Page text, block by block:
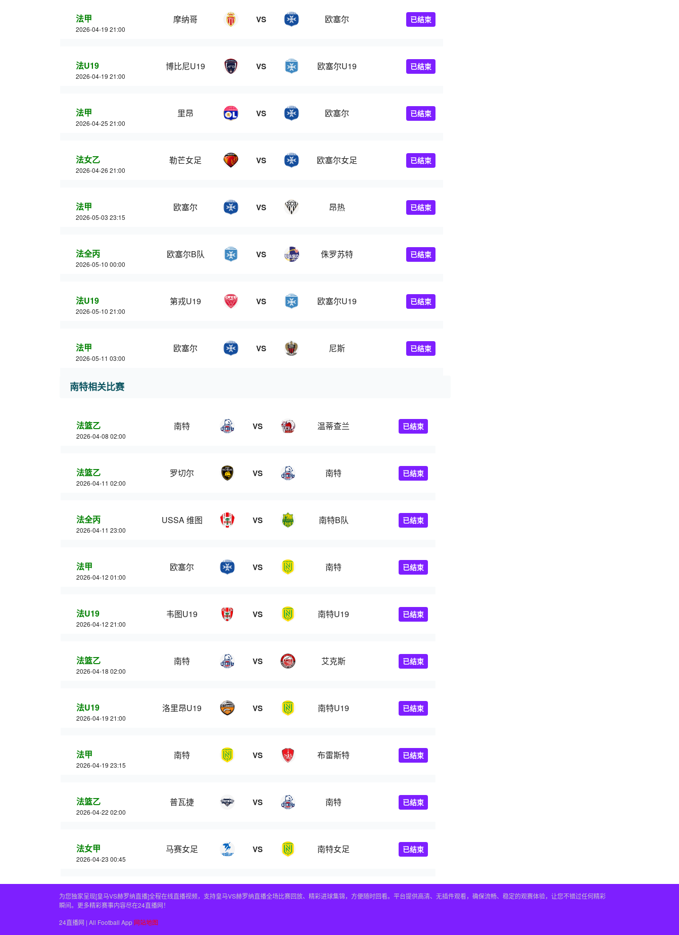
法甲
2026-04-19 21:00
摩纳哥 VS 欧塞尔 已结束
法U19
2026-04-19 21:00
博比尼U19 VS 欧塞尔U19 已结束
法甲
2026-04-25 21:00
里昂 VS 欧塞尔 已结束
法女乙
2026-04-26 21:00
勒芒女足 VS 欧塞尔女足 已结束
法甲
2026-05-03 23:15
欧塞尔 VS 昂热 已结束
法全丙
2026-05-10 00:00
欧塞尔B队 VS 侏罗苏特 已结束
法U19
2026-05-10 21:00
第戎U19 VS 欧塞尔U19 已结束
法甲
2026-05-11 03:00
欧塞尔 VS 尼斯 已结束
南特相关比赛
法篮乙
2026-04-08 02:00
南特 VS 温蒂查兰 已结束
法篮乙
2026-04-11 02:00
罗切尔 VS 南特 已结束
法全丙
2026-04-11 23:00
USSA 维图 VS 南特B队 已结束
法甲
2026-04-12 01:00
欧塞尔 VS 南特 已结束
法U19
2026-04-12 21:00
韦图U19 VS 南特U19 已结束
法篮乙
2026-04-18 02:00
南特 VS 艾克斯 已结束
法U19
2026-04-19 21:00
洛里昂U19 VS 南特U19 已结束
法甲
2026-04-19 23:15
南特 VS 布雷斯特 已结束
法篮乙
2026-04-22 02:00
普瓦捷 VS 南特 已结束
法女甲
2026-04-23 00:45
马赛女足 VS 南特女足 已结束
为您独家呈现[皇马VS赫罗纳直播]全程在线直播视频，支持皇马VS赫罗纳直播全场比赛回放、精彩进球集锦，方便随时回看。平台提供高清、无插件观看，确保流畅、稳定的观赛体验，让您不错过任何精彩
瞬间。更多精彩赛事内容尽在24直播网！
24直播网 | All Football App 网站地图